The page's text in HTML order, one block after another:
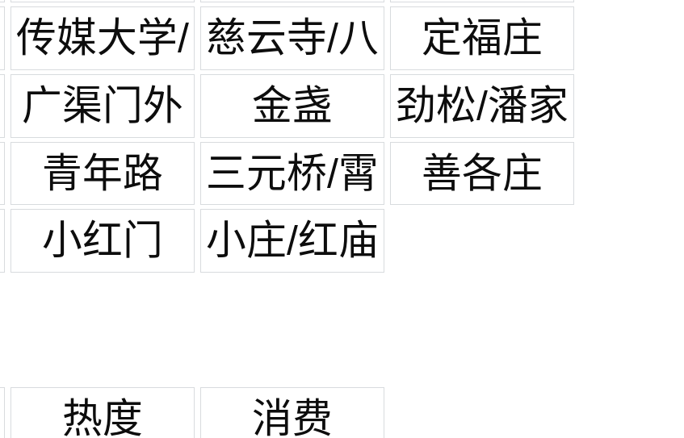
庄
子
传媒大学/
二外
慈云寺/八
里庄
定福庄
广渠门外 金盏
劲松/潘家
园
青年路
三元桥/霄
云路
善各庄
小红门 小庄/红庙
热度 消费